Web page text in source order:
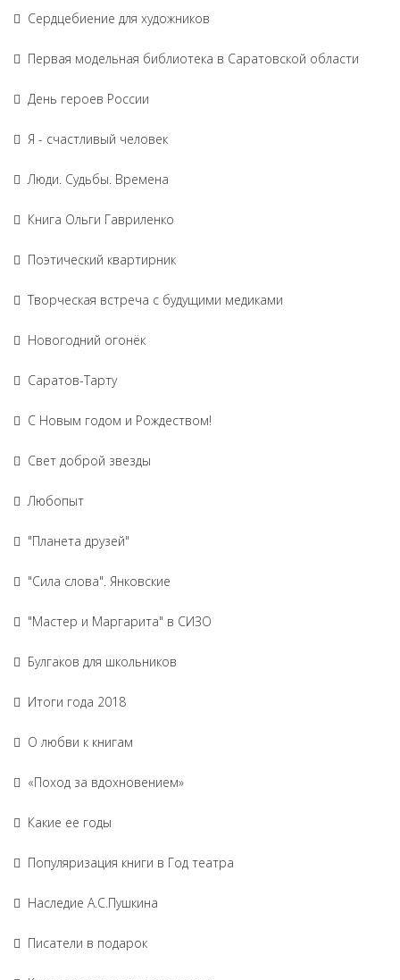
Сердцебиение для художников
Первая модельная библиотека в Саратовской области
День героев России
Я - счастливый человек
Люди. Судьбы. Времена
Книга Ольги Гавриленко
Поэтический квартирник
Творческая встреча с будущими медиками
Новогодний огонёк
Саратов-Тарту
С Новым годом и Рождеством!
Свет доброй звезды
Любопыт
"Планета друзей"
"Сила слова". Янковские
"Мастер и Маргарита" в СИЗО
Булгаков для школьников
Итоги года 2018
О любви к книгам
«Поход за вдохновением»
Какие ее годы
Популяризация книги в Год театра
Наследие А.С.Пушкина
Писатели в подарок